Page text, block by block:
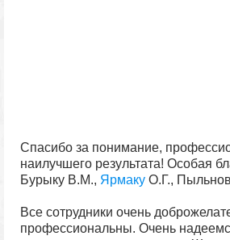
Спасибо за понимание,
наилучшего результата! Особая
Бурыку В.М., Ярмаку О.Г.,
Все сотрудники очень
профессиональны. Очень